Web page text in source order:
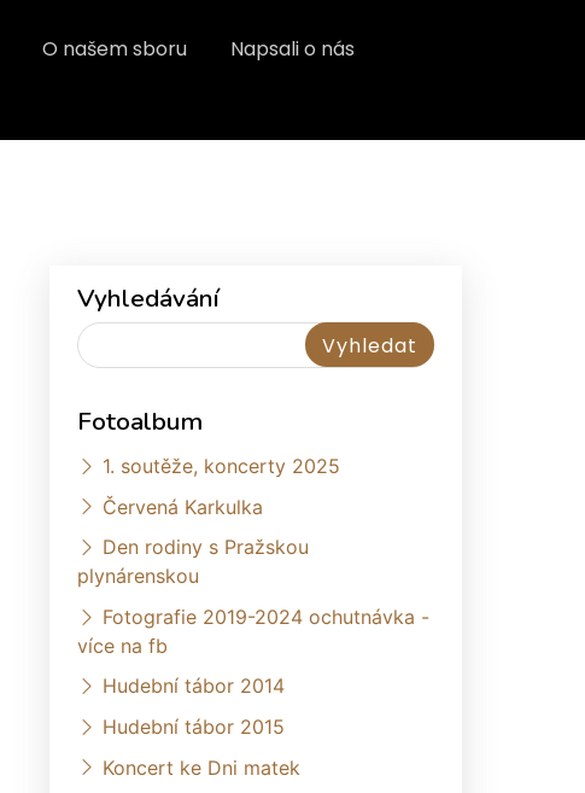
O našem sboru
Napsali o nás
Vyhledávání
Fotoalbum
1. soutěže, koncerty 2025
Červená Karkulka
Den rodiny s Pražskou
plynárenskou
Fotografie 2019-2024 ochutnávka -
více na fb
Hudební tábor 2014
Hudební tábor 2015
Koncert ke Dni matek